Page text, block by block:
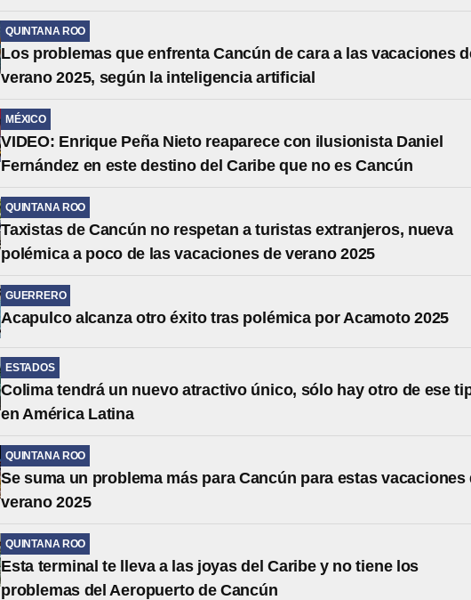
QUINTANA ROO
Los problemas que enfrenta Cancún de cara a las vacaciones
verano 2025, según la inteligencia artificial
MÉXICO
VIDEO: Enrique Peña Nieto reaparece con ilusionista Daniel
Fernández en este destino del Caribe que no es Cancún
QUINTANA ROO
Taxistas de Cancún no respetan a turistas extranjeros, nueva
polémica a poco de las vacaciones de verano 2025
GUERRERO
Acapulco alcanza otro éxito tras polémica por Acamoto 2025
ESTADOS
Colima tendrá un nuevo atractivo único, sólo hay otro de ese
en América Latina
QUINTANA ROO
Se suma un problema más para Cancún para estas vacaciones
verano 2025
QUINTANA ROO
Esta terminal te lleva a las joyas del Caribe y no tiene los
problemas del Aeropuerto de Cancún